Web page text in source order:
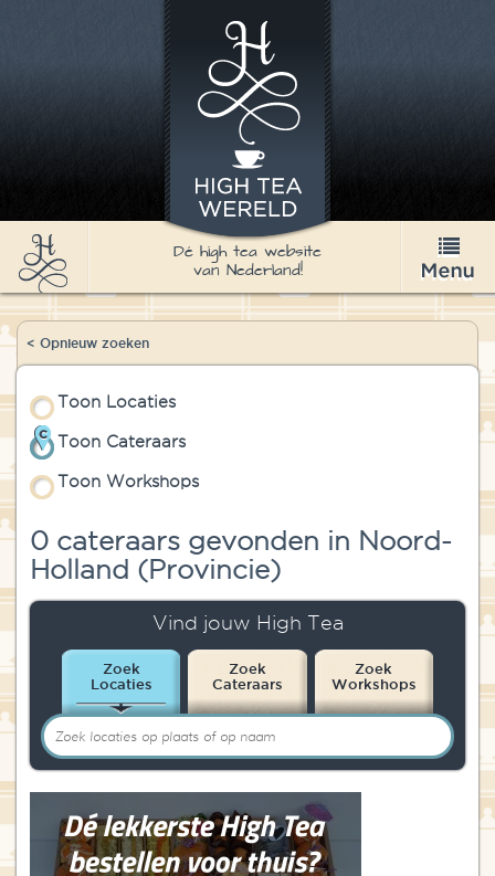
High Tea
Recepten
Thee
Nieuws & Agenda
Over High Tea Wereld
Dé high tea website
van Nederland!
< Opnieuw zoeken
Toon Locaties
Toon Cateraars
Toon Workshops
0 cateraars gevonden in Noord-
Holland (Provincie)
Vind jouw High Tea
Zoek
Locaties
Zoek
Cateraars
Zoek
Workshops